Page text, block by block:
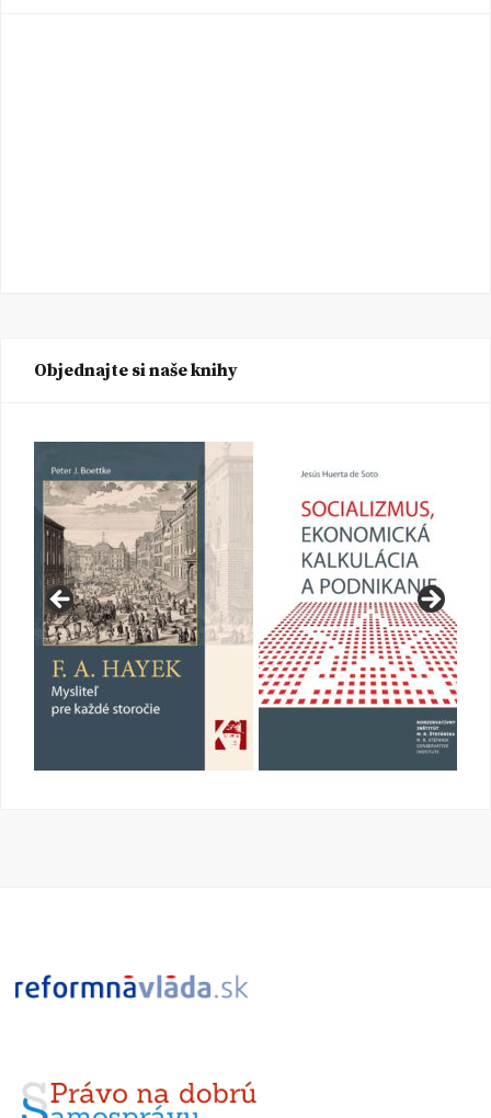
Objednajte si naše knihy